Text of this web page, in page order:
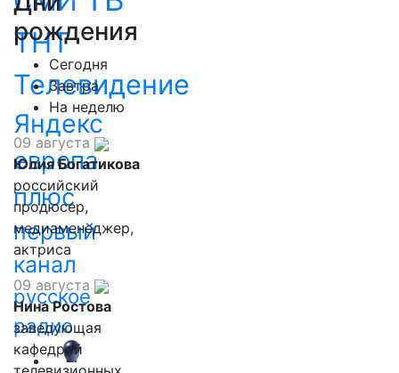
ТНТ
Телевидение
Яндекс
европа
плюс
первый
канал
русское
радио
рождения
Сегодня
Завтра
На неделю
09 августа
Юлия Богатикова
российский
продюсер,
медиаменеджер,
актриса
09 августа
Нина Ростова
заведующая
кафедрой